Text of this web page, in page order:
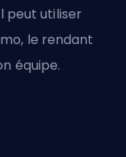
peut utiliser
le rendant
équipe.